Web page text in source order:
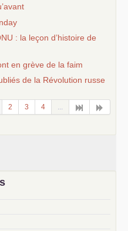
: la leçon d’histoire de
en grève de la faim
de la Révolution russe
2 3 4 ...